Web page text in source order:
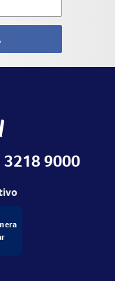
e 80ml.
3218 9000